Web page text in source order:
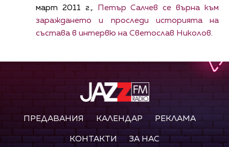
март 2011 г.,
Петър Салчев се върна към
зараждането и проследи историята на
състава в интервю на Светослав Николов.
ПРЕДАВАНИЯ КАЛЕНДАР РЕКЛАМА
КОНТАКТИ ЗА НАС